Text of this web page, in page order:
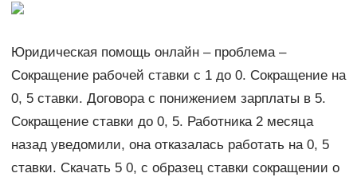
Юридическая помощь онлайн – проблема –
Сокращение рабочей ставки с 1 до 0. Сокращение на
0, 5 ставки. Договора с понижением зарплаты в 5.
Сокращение ставки до 0, 5. Работника 2 месяца
назад уведомили, она отказалась работать на 0, 5
ставки. Скачать 5 0, с образец ставки сокращении о